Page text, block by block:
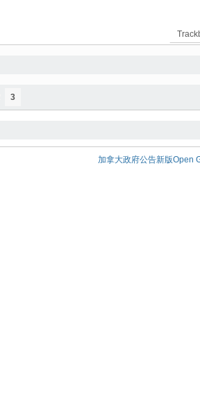
3
加拿大政府公告新版Open